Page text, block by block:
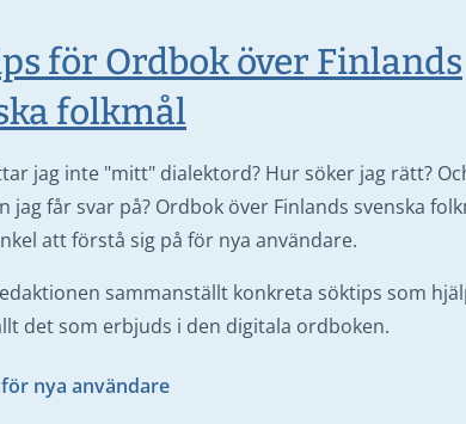
för Ordbok över Finlands
folkmål
jag inte "mitt" dialektord? Hur söker jag rätt?
jag får svar på? Ordbok över Finlands svenska
att förstå sig på för nya användare.
sammanställt konkreta söktips som
det som erbjuds i den digitala ordboken.
nya användare